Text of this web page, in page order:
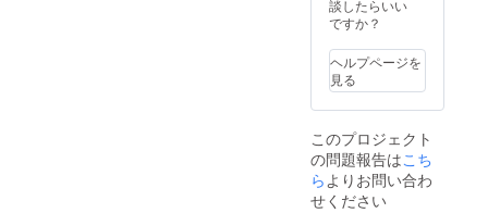
談したらいい
ですか？
ヘルプページを
見る
このプロジェクト
の問題報告はこち
らよりお問い合わ
せください